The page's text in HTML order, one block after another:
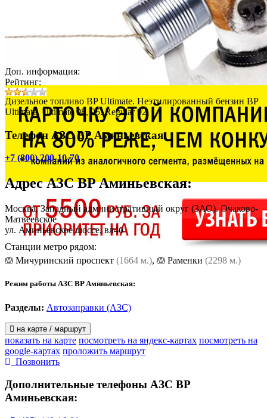
Доп. информация:
Рейтинг:
Дизельное топливо BP Ultimate. Неэтилированный бензин BP
Ultimate. Ultimate 98, 95. Regular 92.
Телефон АЗС BP Аминьевская:
+7 (800) 200-10-70
АдресАЗС BP Аминьевская:
Москва, Западный административный округ (ЗАО). Очаково-
Матвеевское
ул. Аминьевское шоссе, вл4б
Станции метро рядом:
Мичуринский проспект (1664 м.), Раменки (2298 м.)
Режим работы АЗС BP Аминьевская:
Разделы: Автозаправки (АЗС)
на карте / маршрут
показать на карте посмотреть на яндекс-картах посмотреть на
google-картах проложить маршрут
Позвонить
Дополнительные телефоны АЗС BP
Аминьевская: